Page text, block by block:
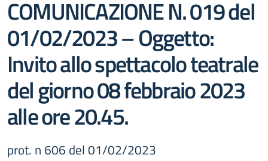
COMUNICAZIONE N. 019 del
01/02/2023 – Oggetto:
Invito allo spettacolo teatrale
del giorno 08 febbraio 2023
alle ore 20.45.
prot. n 606 del 01/02/2023